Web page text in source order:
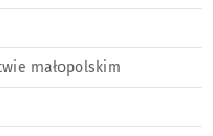
małopolskim